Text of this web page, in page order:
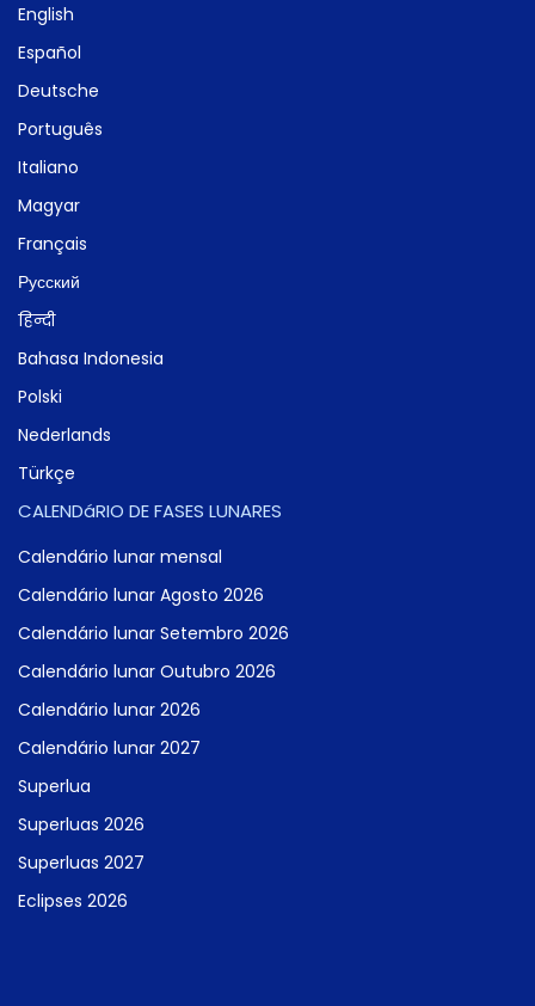
English
Español
Deutsche
Português
Italiano
Magyar
Français
Русский
हिन्दी
Bahasa Indonesia
Polski
Nederlands
Türkçe
CALENDáRIO DE FASES LUNARES
Calendário lunar mensal
Calendário lunar Agosto 2026
Calendário lunar Setembro 2026
Calendário lunar Outubro 2026
Calendário lunar 2026
Calendário lunar 2027
Superlua
Superluas 2026
Superluas 2027
Eclipses 2026